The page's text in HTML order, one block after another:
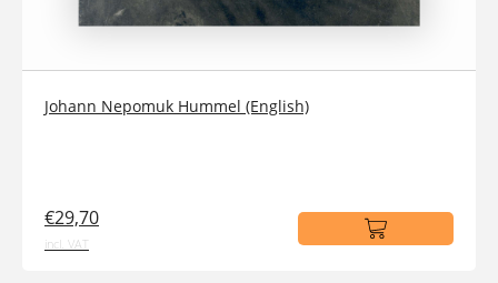
Johann Nepomuk Hummel (English)
€29,70
incl. VAT